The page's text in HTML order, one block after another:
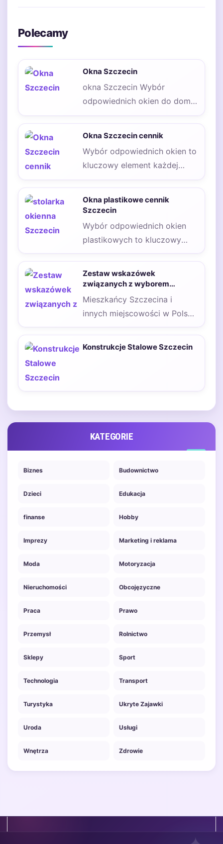
Polecamy
Okna Szczecin
okna Szczecin Wybór
odpowiednich okien do domu
to kluczowy element, który
Okna Szczecin cennik
Wybór odpowiednich okien to
kluczowy element każdej
budowy lub remontu, a ich
Okna plastikowe cennik
Szczecin
Wybór odpowiednich okien
plastikowych to kluczowy
element każdej budowy czy
remontu. W Szczecinie ceny
okien…
Zestaw wskazówek
związanych z wyborem
przewoźnika na trasę Szczecin
Niemcy
Mieszkańcy Szczecina i
innych miejscowości w Polsce
coraz częściej udają się do
Niemiec, by tylko…
Konstrukcje Stalowe Szczecin
KATEGORIE
Biznes Budownictwo
Dzieci Edukacja
finanse Hobby
Imprezy Marketing i reklama
Moda Motoryzacja
Nieruchomości Obcojęzyczne
Praca Prawo
Przemysł Rolnictwo
Sklepy Sport
Technologia Transport
Turystyka Ukryte Zajawki
Uroda Usługi
Wnętrza Zdrowie